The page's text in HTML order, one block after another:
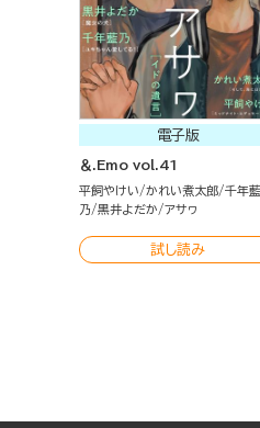
電子版
＆.Emo vol.41
平飼やけい かれい煮太郎 千年藍
乃
黒井よだか アサヮ
試し読み